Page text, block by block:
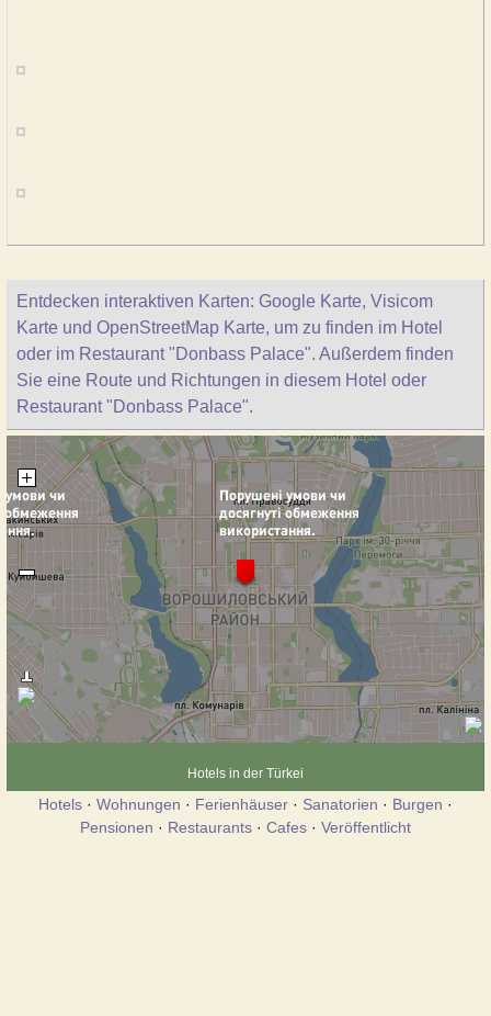
Entdecken interaktiven Karten: Google Karte, Visicom
Karte und OpenStreetMap Karte, um zu finden im Hotel
oder im Restaurant "Donbass Palace". Außerdem finden
Sie eine Route und Richtungen in diesem Hotel oder
Restaurant "Donbass Palace".
Hotels in der Türkei
Hotels · Wohnungen · Ferienhäuser · Sanatorien · Burgen ·
Pensionen · Restaurants · Cafes · Veröffentlicht